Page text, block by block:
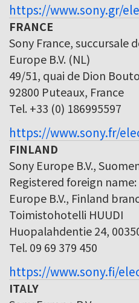
https://www.sony.gr/
FRANCE
Sony France, succursale
Europe B.V. (NL)
49/51, quai de Dion
92800 Puteaux, France
Tel. +33 (0) 186995597
https://www.sony.fr/
FINLAND
Sony Europe B.V.,
Registered foreign name:
Europe B.V., Finland
Toimistohotelli HUUDI
Huopalahdentie 24,
Tel. 09 69 379 450
https://www.sony.fi/
ITALY